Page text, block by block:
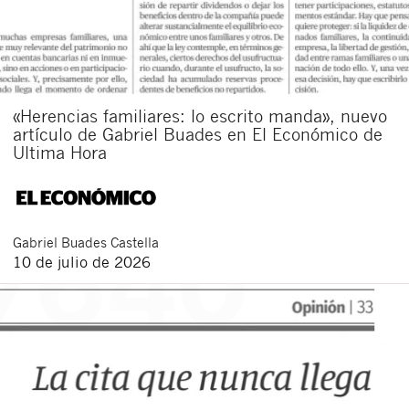
«Herencias familiares: lo escrito manda», nuevo
artículo de Gabriel Buades en El Económico de
Ultima Hora
Gabriel Buades Castella
10 de julio de 2026